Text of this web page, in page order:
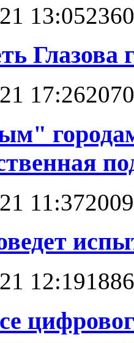
13:05
Глазова
17:26
11:37
12:19